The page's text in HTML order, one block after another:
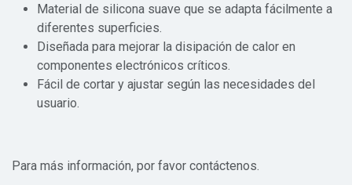
Material de silicona suave que se adapta fácilmente a
diferentes superficies.
Diseñada para mejorar la disipación de calor en
componentes electrónicos críticos.
Fácil de cortar y ajustar según las necesidades del
usuario.
Para más información, por favor contáctenos.